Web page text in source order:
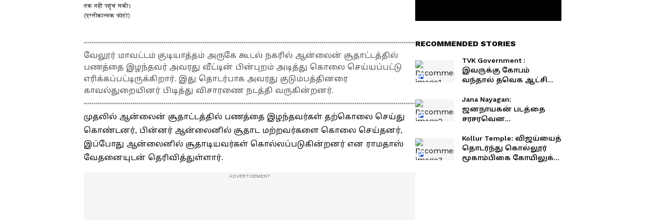
तक नहीं पहुंच सकी।
(प्रतीकात्मक फोटो)
வேலூர் மாவட்டம் குடியாத்தம் அருகே கூடல் நகரில் ஆன்லைன் சூதாட்டத்தில்
பணத்தை இழந்தவர் அவரது வீட்டின் பின்புறம் அடித்து கொலை செய்யப்பட்டு
எரிக்கப்பட்டிருக்கிறார். இது தொடர்பாக அவரது குடும்பத்தினரை
காவல்துறையினர் பிடித்து விசாரணை நடத்தி வருகின்றனர்.
முதலில் ஆன்லைன் சூதாட்டத்தில் பணத்தை இழந்தவர்கள் தற்கொலை செய்து
கொண்டனர், பின்னர் ஆன்லைனில் சூதாட மற்றவர்களை கொலை செய்தனர்,
இப்போது ஆன்லைனில் சூதாடியவர்கள் கொல்லப்படுகின்றனர் என ராமதாஸ்
வேதனையுடன் தெரிவித்துள்ளார்.
RECOMMENDED STORIES
TVK Government :
இவருக்கு கோபம்
வந்தால் தவெக ஆட்சி
தெரியுமா?
Jana Nayagan:
ஜனநாயகன் படத்தை
சரசரவென
சென்சார்.?! நீக்கப்பட்ட 12
முக்கிய காட்சிகள்
என்னென்ன?
Kollur Temple: விஜய்யைத்
தொடர்ந்து கொல்லூர்
மூகாம்பிகை கோயிலுக்கு